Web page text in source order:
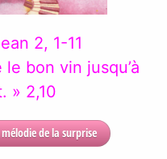
2, 1-11
bon vin jusqu’à
» 2,10
de la surprise